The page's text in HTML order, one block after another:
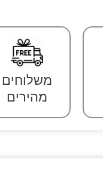
משלוחים
מהירים